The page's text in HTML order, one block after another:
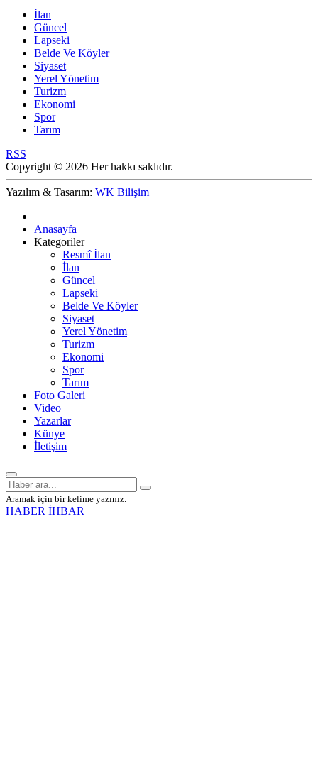
İlan
Güncel
Lapseki
Belde Ve Köyler
Siyaset
Yerel Yönetim
Turizm
Ekonomi
Spor
Tarım
RSS
Copyright © 2026 Her hakkı saklıdır.
Yazılım & Tasarım: WK Bilişim
Anasayfa
Kategoriler
Resmî İlan
İlan
Güncel
Lapseki
Belde Ve Köyler
Siyaset
Yerel Yönetim
Turizm
Ekonomi
Spor
Tarım
Foto Galeri
Video
Yazarlar
Künye
İletişim
Aramak için bir kelime yazınız.
HABER İHBAR